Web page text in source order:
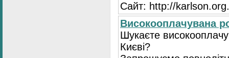
Сайт: http://
Високооплачувана
Шукаєте
Києві?